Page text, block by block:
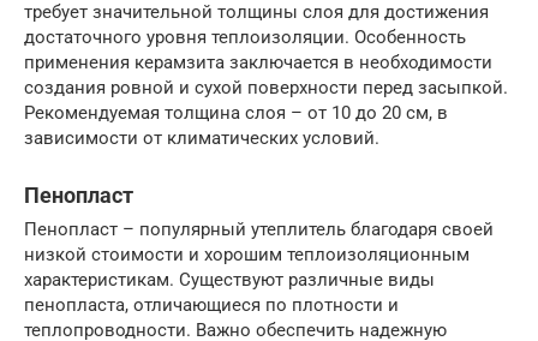
требует значительной толщины слоя для достижения
достаточного уровня теплоизоляции. Особенность
применения керамзита заключается в необходимости
создания ровной и сухой поверхности перед засыпкой.
Рекомендуемая толщина слоя – от 10 до 20 см, в
зависимости от климатических условий.
Пенопласт
Пенопласт – популярный утеплитель благодаря своей
низкой стоимости и хорошим теплоизоляционным
характеристикам. Существуют различные виды
пенопласта, отличающиеся по плотности и
теплопроводности. Важно обеспечить надежную